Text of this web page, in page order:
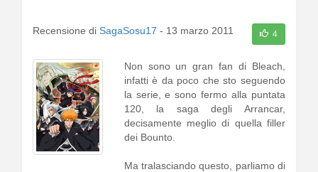
Recensione di SagaSosu17 - 13 marzo 2011 4
Non sono un gran fan di Bleach,
infatti è da poco che sto seguendo
la serie, e sono fermo alla puntata
120, la saga degli Arrancar,
decisamente meglio di quella filler
dei Bounto.
Ma tralasciando questo, parliamo di